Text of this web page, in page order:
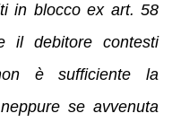
in blocco ex art. 58
il debitore contesti
è sufficiente la
se avvenuta